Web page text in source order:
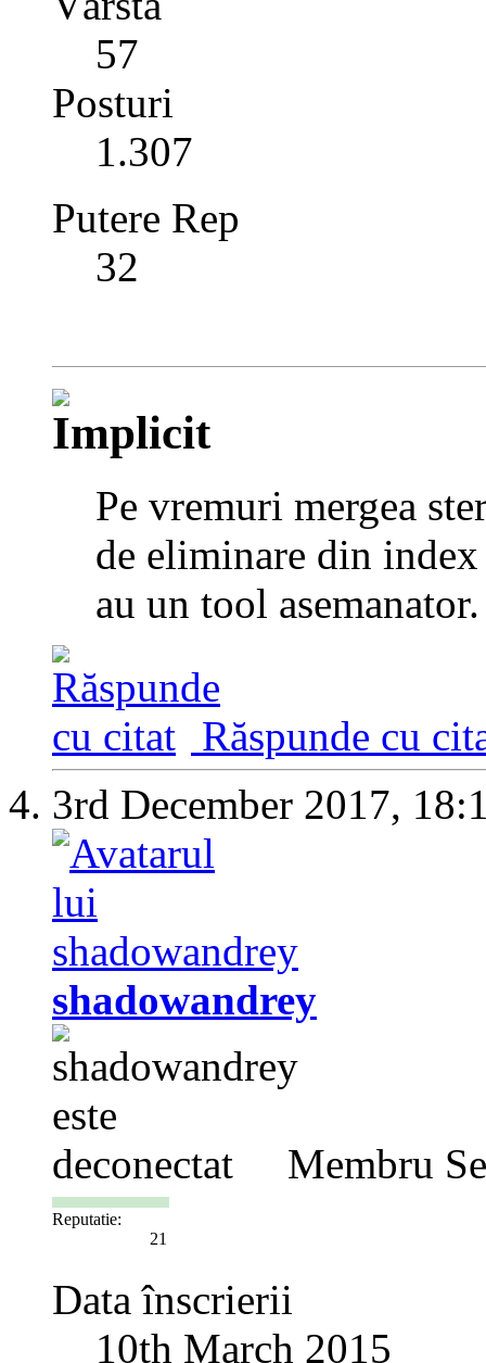
57
Posturi
1.307
Putere Rep
32
Pe vremuri mergea
de eliminare din
au un tool asemanator.
Răspunde cu
3rd December 2017,
shadowandrey
Membru
Reputatie:
21
Data înscrierii
10th March 2015